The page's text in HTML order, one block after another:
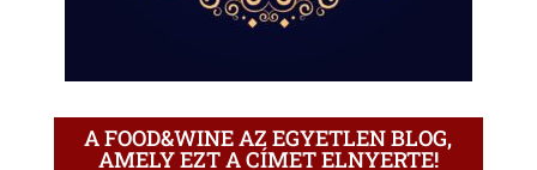
A FOOD&WINE AZ EGYETLEN BLOG,
AMELY EZT A CÍMET ELNYERTE!